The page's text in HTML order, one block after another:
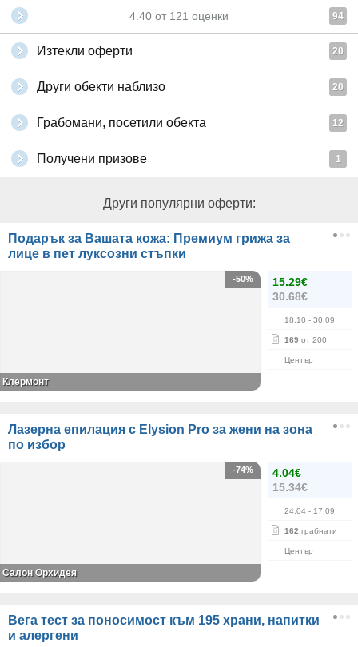
4.40 от 121 оценки 94
Изтекли оферти 20
Други обекти наблизо 20
Грабомани, посетили обекта 12
Получени призове 1
Други популярни оферти:
Подарък за Вашата кожа: Премиум грижа за
лице в пет луксозни стъпки
15.29€
30.68€
18.10 - 30.09
169 от 200
Център
-50%
Клермонт
Лазерна епилация с Elysion Pro за жени на зона
по избор
4.04€
15.34€
24.04 - 17.09
162 грабнати
Център
-74%
Салон Орхидея
Вега тест за поносимост към 195 храни, напитки
и алергени